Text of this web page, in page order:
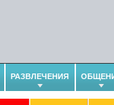
РАЗВЛЕЧЕНИЯ